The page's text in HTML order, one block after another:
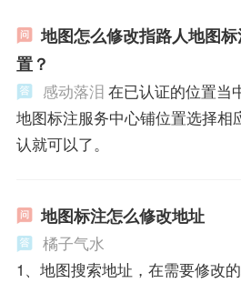
地图怎么修改指路人地图
置？
感动落泪 在已认证的位置当
地图标注服务中心铺位置选择相
认就可以了。
地图标注怎么修改地址
橘子气水
1、地图搜索地址，在需要修改